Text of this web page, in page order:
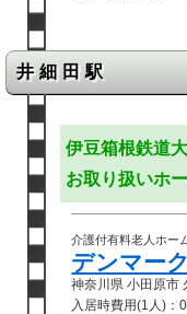
井細田駅
伊豆箱根鉄道
お取り扱いホ
介護付有料老人ホー
デンマー
神奈川県 小田原
入居時費用(1人)